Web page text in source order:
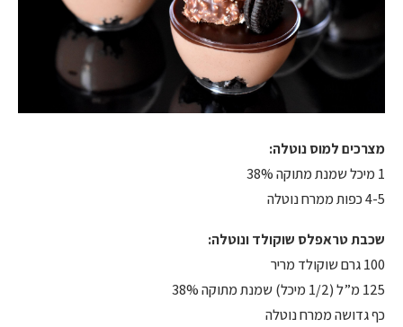
מצרכים למוס נוטלה:
1 מיכל שמנת מתוקה 38%
4-5 כפות ממרח נוטלה
שכבת טראפלס שוקולד ונוטלה:
100 גרם שוקולד מריר
125 מ”ל (1/2 מיכל) שמנת מתוקה 38%
כף גדושה ממרח נוטלה